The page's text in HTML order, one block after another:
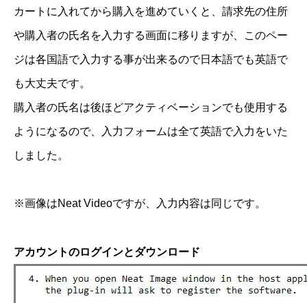
カートに入れてから購入を進めていくと、請求先の住所
や購入者の氏名を入力する画面に移りますが、このペー
ジは各国語で入力する事が出来るので日本語でも英語で
も大丈夫です。
購入者の氏名は後ほどアクティベーションでも使用する
ようになるので、入力フォームは全て英語で入力をいた
しました。
※画像はNeat Videoですが、入力内容は同じです。
アカウントのログインとダウンロード